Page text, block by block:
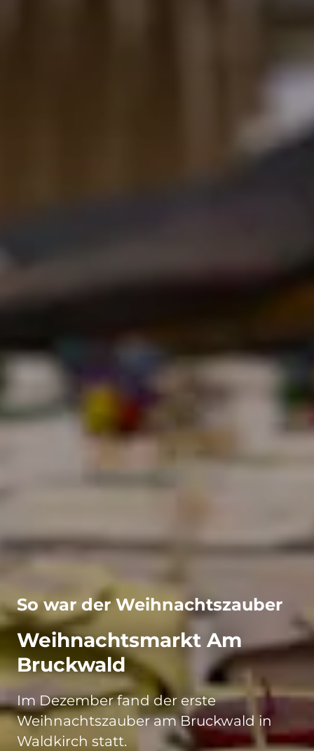
So war der Weihnachtszauber
Weihnachtsmarkt Am
Bruckwald
Im Dezember fand der erste
Weihnachtszauber am Bruckwald in
Waldkirch statt.